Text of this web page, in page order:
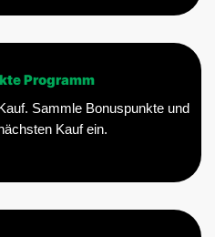
Programm
Sammle Bonuspunkte und
Kauf ein.